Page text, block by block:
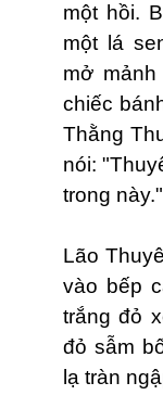
một hồi.
một lá
mở
chiếc
Thằng
nói:"
trong này."
Lão
vào bếp
trắng đỏ
đỏ sẫm
lạ tràn